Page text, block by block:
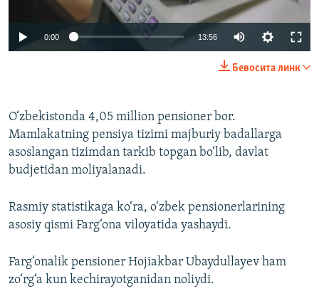
720p 1080p
0:00 13:56
720p
1080p
Бевосита линк
O‘zbekistonda 4,05 million pensioner bor.
Mamlakatning pensiya tizimi majburiy badallarga
asoslangan tizimdan tarkib topgan bo‘lib, davlat
budjetidan moliyalanadi.
Rasmiy statistikaga ko‘ra, o‘zbek pensionerlarining
asosiy qismi Farg‘ona viloyatida yashaydi.
Farg‘onalik pensioner Hojiakbar Ubaydullayev ham
zo‘rg‘a kun kechirayotganidan noliydi.